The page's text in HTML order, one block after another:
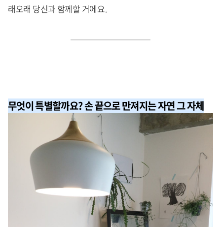
래오래 당신과 함께할 거에요.
무엇이 특별할까요? 손 끝으로 만져지는 자연 그 자체